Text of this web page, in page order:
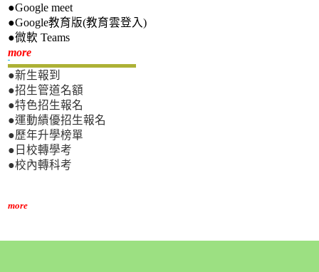
●Google meet
●Google教育版(教育雲登入)
●微軟 Teams
more新生專區
●新生報到
●招生管道名額
●特色招生報名
●運動績優招生報名
●歷年升學榜單
●日校轉學考
●校內轉科考
more